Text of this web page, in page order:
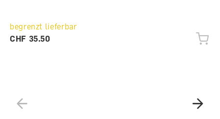
begrenzt lieferbar
CHF 35.50